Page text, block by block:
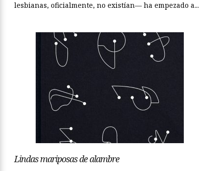
lesbianas, oficialmente, no existían— ha empezado a...
Lindas mariposas de alambre